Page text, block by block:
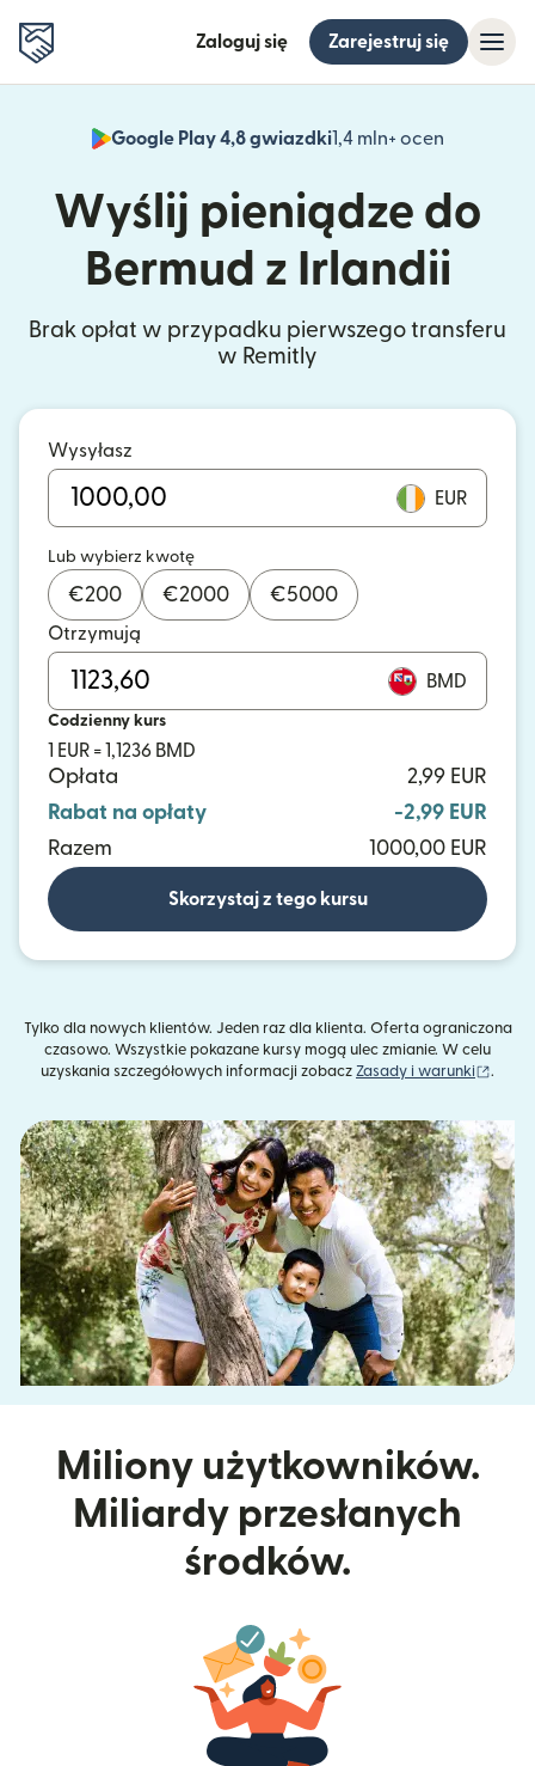
Zaloguj się Zarejestruj się
Google Play 4,8 gwiazdki1,4 mln+ ocen
(otwiera
Wyślij pieniądze do
Bermud z Irlandii
Brak opłat w przypadku pierwszego transferu
w Remitly
Wysyłasz
EUR
Lub wybierz kwotę
€200 €2000 €5000
Otrzymują
BMD
Codzienny kurs
1 EUR = 1,1236 BMD
Opłata
2,99 EUR
Rabat na opłaty
-2,99 EUR
Razem
1000,00 EUR
Skorzystaj z tego kursu
Tylko dla nowych klientów. Jeden raz dla klienta. Oferta ograniczona
czasowo. Wszystkie pokazane kursy mogą ulec zmianie. W celu
uzyskania szczegółowych informacji zobacz Zasady i warunki .
Miliony użytkowników.
Miliardy przesłanych
środków.